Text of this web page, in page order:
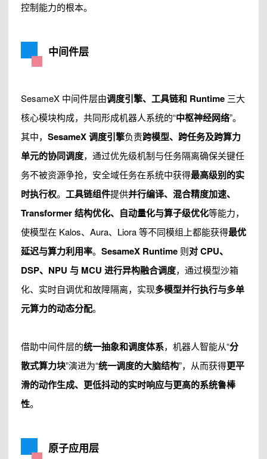
控制能力的根本。
中间件层
SesameX 中间件层由调度引擎、工具链和 Runtime 三大
核心模块构成，共同形成机器人系统的“中枢神经网络”。
其中， SesameX 调度引擎负责跨模型、跨任务及跨算力
单元的协同调度，通过优先级机制与任务隔离确保关键任
务不被资源争抢，安全域任务在系统中获得最高级别的实
时执行权。 工具链组件提供并行编译、混合精度加速、
Transformer 结构优化、自动量化与算子级优化等能力，
使模型在 Kalos、Aura、Liora 等不同模组上都能获得最优
延迟与算力利用率。 SesameX Runtime 则对 CPU、
DSP、NPU 与 MCU 进行异构融合调度，通过模型沙箱
化、实时自调优和故障隔离，实现多模型并行执行与多单
元算力的动态分配。
借助中间件层的统一抽象和调度体系，机器人智能从“分
散式算力块”演进为“统一调度的大脑结构”，从而获得更平
滑的动作生成、更低抖动的实时响应与更高的系统鲁棒
性。
原子应用层